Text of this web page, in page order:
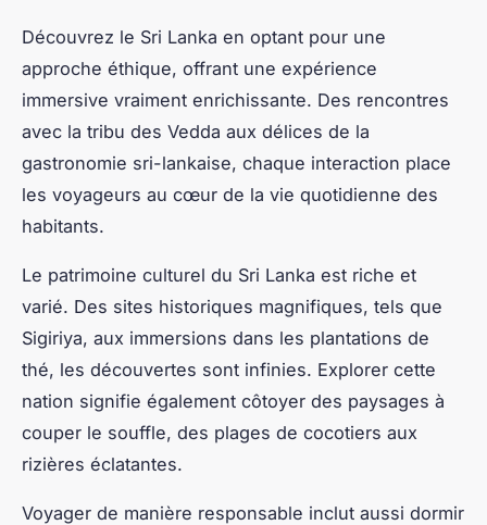
Découvrez le Sri Lanka en optant pour une
approche éthique, offrant une expérience
immersive vraiment enrichissante. Des rencontres
avec la tribu des Vedda aux délices de la
gastronomie sri-lankaise, chaque interaction place
les voyageurs au cœur de la vie quotidienne des
habitants.
Le patrimoine culturel du Sri Lanka est riche et
varié. Des sites historiques magnifiques, tels que
Sigiriya, aux immersions dans les plantations de
thé, les découvertes sont infinies. Explorer cette
nation signifie également côtoyer des paysages à
couper le souffle, des plages de cocotiers aux
rizières éclatantes.
Voyager de manière responsable inclut aussi dormir